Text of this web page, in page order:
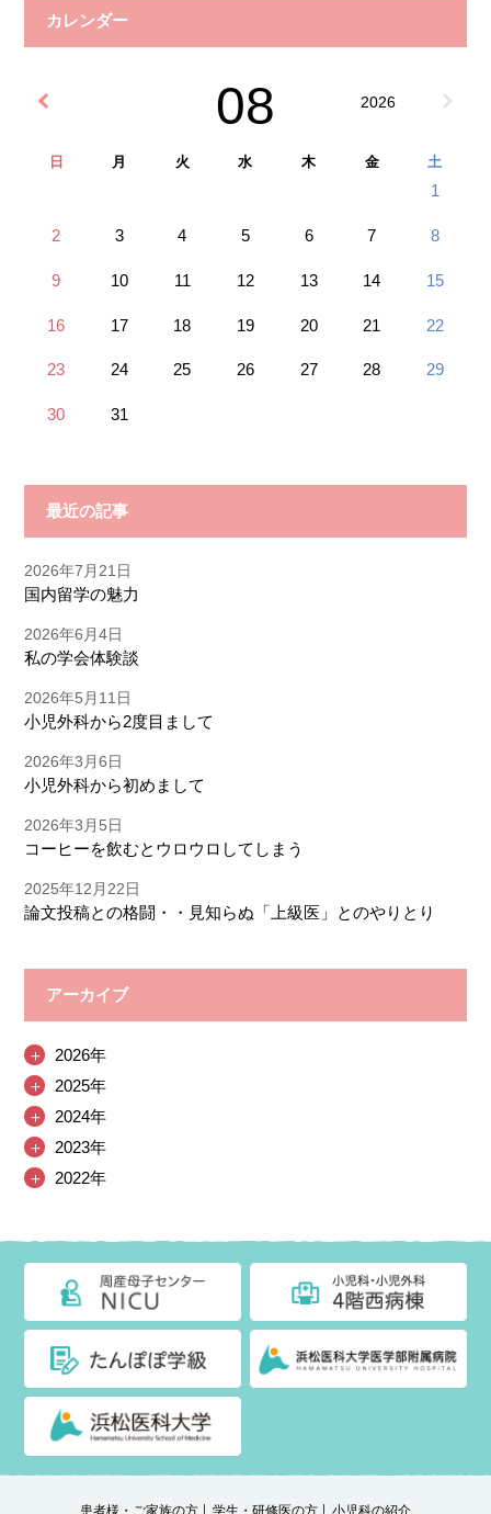
採択されました。研究
カレンダー
08 2026
日 月 火 水 木 金 土
1
2 3 4 5 6 7 8
9 10 11 12 13 14 15
16 17 18 19 20 21 22
23 24 25 26 27 28 29
30 31
最近の記事
2026年7月21日
国内留学の魅力
2026年6月4日
私の学会体験談
2026年5月11日
小児外科から2度目まして
2026年3月6日
小児外科から初めまして
2026年3月5日
コーヒーを飲むとウロウロしてしまう
2025年12月22日
論文投稿との格闘・・見知らぬ「上級医」とのやりとり
アーカイブ
＋
2026年
＋
2025年
＋
2024年
＋
2023年
＋
2022年
患者様・ご家族の方 学生・研修医の方 小児科の紹介